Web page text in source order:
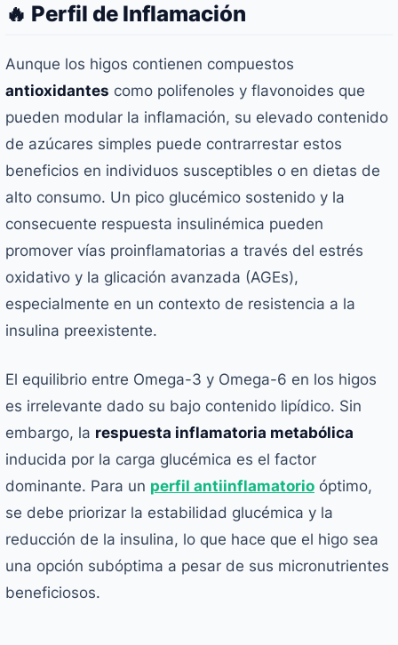
🔥 Perfil de Inflamación
Aunque los higos contienen compuestos
antioxidantes como polifenoles y flavonoides que
pueden modular la inflamación, su elevado contenido
de azúcares simples puede contrarrestar estos
beneficios en individuos susceptibles o en dietas de
alto consumo. Un pico glucémico sostenido y la
consecuente respuesta insulinémica pueden
promover vías proinflamatorias a través del estrés
oxidativo y la glicación avanzada (AGEs),
especialmente en un contexto de resistencia a la
insulina preexistente.
El equilibrio entre Omega-3 y Omega-6 en los higos
es irrelevante dado su bajo contenido lipídico. Sin
embargo, la respuesta inflamatoria metabólica
inducida por la carga glucémica es el factor
dominante. Para un perfil antiinflamatorio óptimo,
se debe priorizar la estabilidad glucémica y la
reducción de la insulina, lo que hace que el higo sea
una opción subóptima a pesar de sus micronutrientes
beneficiosos.